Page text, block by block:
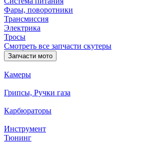
Фары, поворотники
Трансмиссия
Электрика
Тросы
Смотреть все запчасти скутеры
Запчасти мото
Камеры
Грипсы, Ручки газа
Карбюраторы
Инструмент
Тюнинг